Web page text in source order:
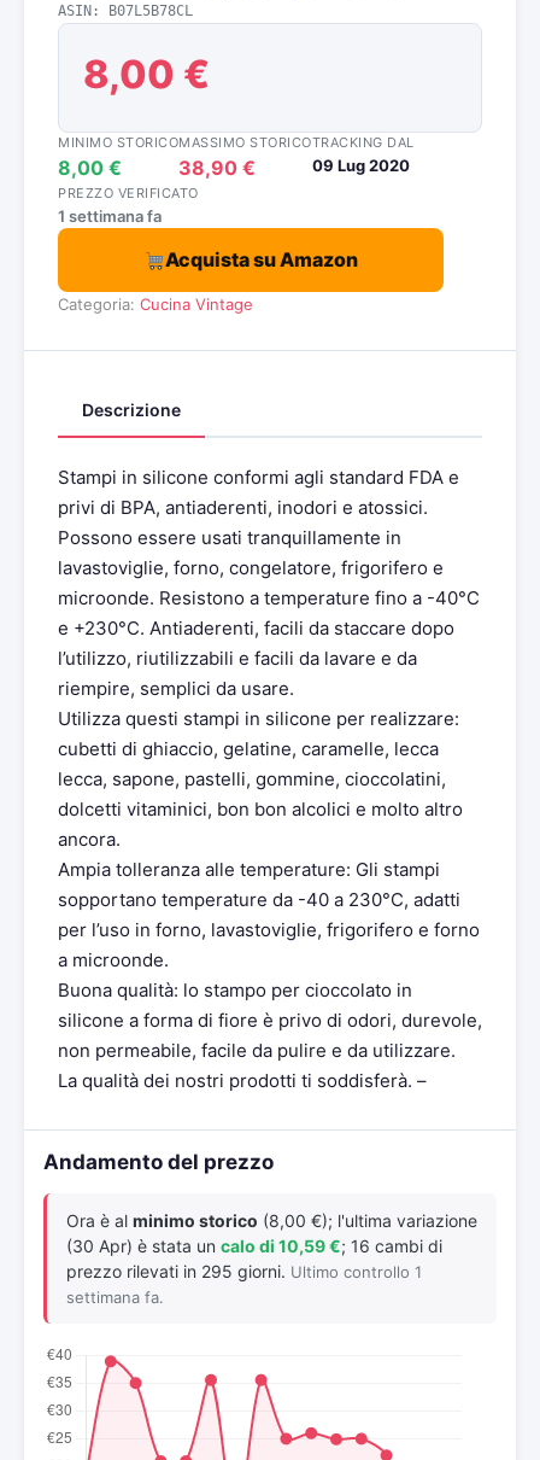
ASIN: B07L5B78CL
8,00 €
MINIMO STORICO
8,00 €
MASSIMO STORICO
38,90 €
TRACKING DAL
09 Lug 2020
PREZZO VERIFICATO
1 settimana fa
Acquista su Amazon
Categoria: Cucina Vintage
Descrizione
Stampi in silicone conformi agli standard FDA e
privi di BPA, antiaderenti, inodori e atossici.
Possono essere usati tranquillamente in
lavastoviglie, forno, congelatore, frigorifero e
microonde. Resistono a temperature fino a -40°C
e +230°C. Antiaderenti, facili da staccare dopo
l’utilizzo, riutilizzabili e facili da lavare e da
riempire, semplici da usare.
Utilizza questi stampi in silicone per realizzare:
cubetti di ghiaccio, gelatine, caramelle, lecca
lecca, sapone, pastelli, gommine, cioccolatini,
dolcetti vitaminici, bon bon alcolici e molto altro
ancora.
Ampia tolleranza alle temperature: Gli stampi
sopportano temperature da -40 a 230°C, adatti
per l’uso in forno, lavastoviglie, frigorifero e forno
a microonde.
Buona qualità: lo stampo per cioccolato in
silicone a forma di fiore è privo di odori, durevole,
non permeabile, facile da pulire e da utilizzare.
La qualità dei nostri prodotti ti soddisferà. –
Andamento del prezzo
Ora è al minimo storico (8,00 €); l'ultima variazione
(30 Apr) è stata un calo di 10,59 €; 16 cambi di
prezzo rilevati in 295 giorni. Ultimo controllo 1
settimana fa.